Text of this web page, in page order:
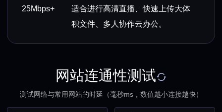
25Mbps+
适合进行高清直播、快速上传大体
积文件、多人协作云办公。
网站连通性测试
测试网络与常用网站的时延（毫秒ms，数值越小连接越快）